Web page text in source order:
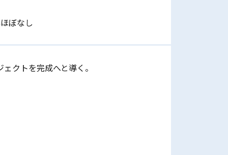
ぼなし
クトを完成へと導く。